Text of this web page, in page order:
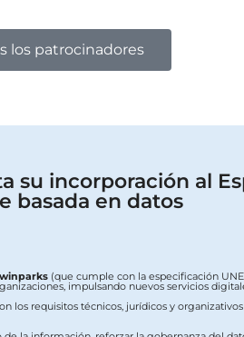
los patrocinadores
su incorporación al
basada en datos
(que cumple con la especificación
impulsando nuevos servicios
requisitos técnicos, jurídicos y